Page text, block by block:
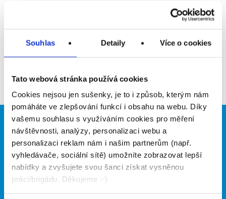
Souhlas Detaily Více o cookies
Tato webová stránka používá cookies
Cookies nejsou jen sušenky, je to i způsob, kterým nám
pomáháte ve zlepšování funkcí i obsahu na webu. Díky
vašemu souhlasu s využíváním cookies pro měření
návštěvnosti, analýzy, personalizaci webu a
personalizaci reklam nám i našim partnerům (např.
vyhledávače, sociální sítě) umožníte zobrazovat lepší
nabídky a zvyšujete svou šanci získat vysněnou
práci/brigádu. Děkujeme :-)
Brigádníci
Články
Hledané brigády
Firmy
Vložit inzerát
Ceník
Propagace